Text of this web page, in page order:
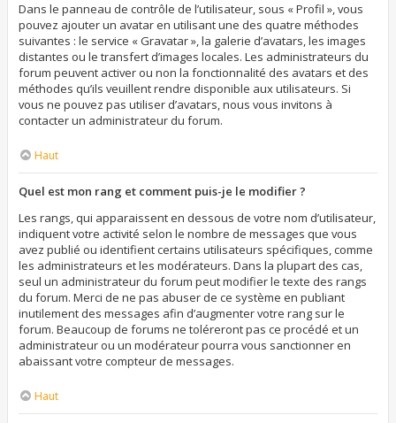
Dans le panneau de contrôle de l’utilisateur, sous « Profil », vous
pouvez ajouter un avatar en utilisant une des quatre méthodes
suivantes : le service « Gravatar », la galerie d’avatars, les images
distantes ou le transfert d’images locales. Les administrateurs du
forum peuvent activer ou non la fonctionnalité des avatars et des
méthodes qu’ils veuillent rendre disponible aux utilisateurs. Si
vous ne pouvez pas utiliser d’avatars, nous vous invitons à
contacter un administrateur du forum.
Haut
Quel est mon rang et comment puis-je le modifier ?
Les rangs, qui apparaissent en dessous de votre nom d’utilisateur,
indiquent votre activité selon le nombre de messages que vous
avez publié ou identifient certains utilisateurs spécifiques, comme
les administrateurs et les modérateurs. Dans la plupart des cas,
seul un administrateur du forum peut modifier le texte des rangs
du forum. Merci de ne pas abuser de ce système en publiant
inutilement des messages afin d’augmenter votre rang sur le
forum. Beaucoup de forums ne toléreront pas ce procédé et un
administrateur ou un modérateur pourra vous sanctionner en
abaissant votre compteur de messages.
Haut